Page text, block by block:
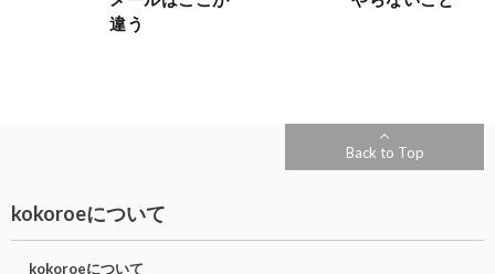
違う
Back to Top
kokoroeについて
kokoroeについて